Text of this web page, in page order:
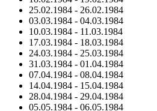
25.02.1984 - 26.02.1984
03.03.1984 - 04.03.1984
10.03.1984 - 11.03.1984
17.03.1984 - 18.03.1984
24.03.1984 - 25.03.1984
31.03.1984 - 01.04.1984
07.04.1984 - 08.04.1984
14.04.1984 - 15.04.1984
28.04.1984 - 29.04.1984
05.05.1984 - 06.05.1984